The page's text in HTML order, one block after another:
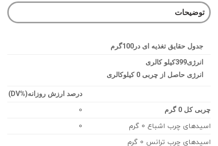
توضیحات
جدول حقایق تغذیه ای در100گرم
انرژی399کیلو کالری
انرژی حاصل از چربی 0 کیلوکالری
درصد ارزش روزانه(%DV)
چربی کل 0 گرم
0
اسیدهای چرب اشباع 0 گرم
0
اسیدهای چرب ترانس 0 گرم